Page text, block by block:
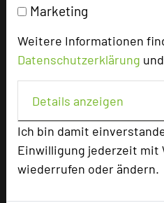
Marketing
Weitere Informationen
Datenschutzerklärung und
Details anzeigen
Ich bin damit
Einwilligung jederzeit mit
wiederrufen oder ändern.
3564 Seiten dieses Hotels
vergangenen 30 Tagen auf